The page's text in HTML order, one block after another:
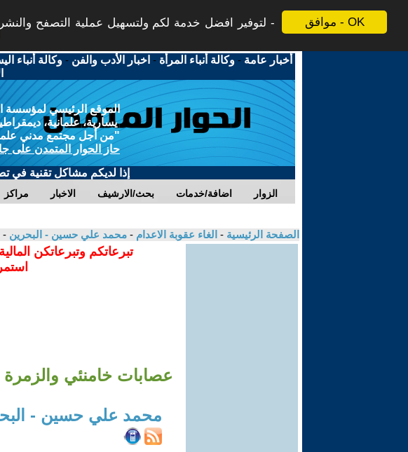
موافق - OK
لتوفير افضل خدمة لكم ولتسهيل عملية التصفح
أخبار عامة -وكالة أنباء المرأة - اخبار الأدب والفن -وكالة أنباء
الموقع الرئيسي لمؤسسة
يسارية، علمانية،
"من أجل مجتمع مدني
حاز الحوار المتمدن على
إذا لديكم مشاكل تقنية في
مراكز الاخبار بحث/الارشيف اضافة/خدمات الزوار
الصفحة الرئيسية - الغاء عقوبة الاعدام - محمد علي حسين - البحرين -
تبرعاتكم وتبرعاتكن
عصابات خامنئي والزمرة
محمد علي حسين -